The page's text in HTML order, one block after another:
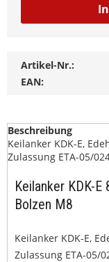
Artikel-Nr.:
EAN:
Beschreibung
Keilanker KDK-E,
Zulassung ETA-05/
Keilanker KDK-
Bolzen M8
Keilanker KDK-E,
Zulassung ETA-05/